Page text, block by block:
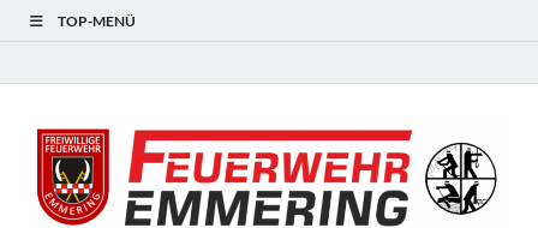
TOP-MENÜ